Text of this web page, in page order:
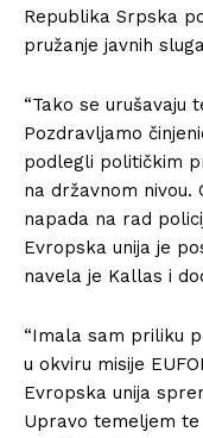
Republika Srpska
pružanje javnih
“Tako se urušavaju
Pozdravljamo
podlegli političkim
na državnom nivou.
napada na rad
Evropska unija je
navela je Kallas i
“Imala sam priliku
u okviru misije
Evropska unija
Upravo temeljem